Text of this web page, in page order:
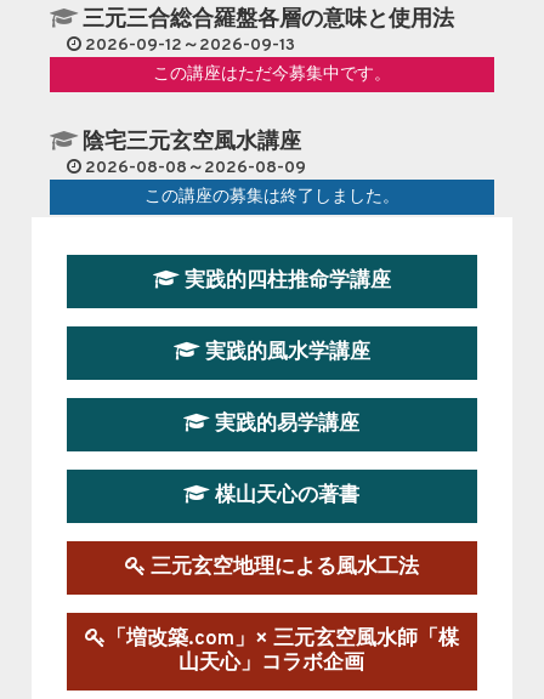
三元三合総合羅盤各層の意味と使用法
2026-09-12～2026-09-13
この講座はただ今募集中です。
陰宅三元玄空風水講座
2026-08-08～2026-08-09
この講座の募集は終了しました。
第１９期立命塾『実践的易学講座』
2026-08-22～2026-10-25
第19期立命塾実践的四柱推命学講座
2026-03-20～2026-07-19
第１９期立命塾実践的風水学講座
この講座の募集は終了しました。
陰宅三元玄空風水講座
2025-06-07～2025-06-08
この講座の募集は終了しました。
実践的四柱推命学講座
実践的風水学講座
実践的易学講座
楳山天心の著書
三元玄空地理による風水工法
「増改築.com」× 三元玄空風水師「楳
山天心」コラボ企画